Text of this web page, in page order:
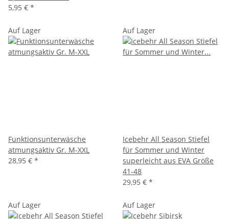
5,95 € *
Auf Lager
Funktionsunterwäsche
atmungsaktiv Gr. M-XXL
28,95 € *
Auf Lager
Icebehr All Season Stiefel
für Sommer und Winter
superleicht aus EVA Größe
41-48
29,95 € *
Auf Lager Auf Lager